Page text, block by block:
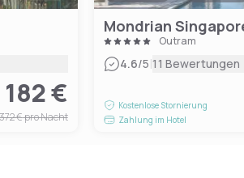
182 €
€pro Nacht
Mondrian
Outram
4.6/5|11 Bewertungen
Kostenlose Stornierung
Zahlung im Hotel